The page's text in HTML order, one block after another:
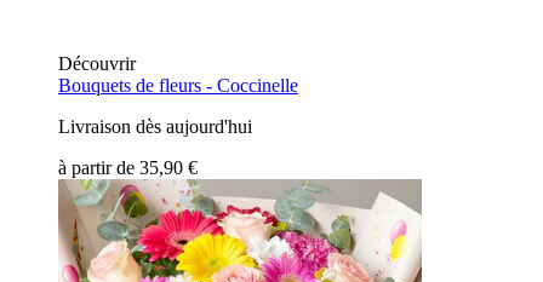
Découvrir
Bouquets de fleurs - Coccinelle
Livraison dès aujourd'hui
à partir de 35,90 €